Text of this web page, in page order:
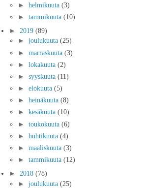
► helmikuuta (3)
► tammikuuta (10)
► 2019 (89)
► joulukuuta (25)
► marraskuuta (3)
► lokakuuta (2)
► syyskuuta (11)
► elokuuta (5)
► heinäkuuta (8)
► kesäkuuta (10)
► toukokuuta (6)
► huhtikuuta (4)
► maaliskuuta (3)
► tammikuuta (12)
► 2018 (78)
► joulukuuta (25)